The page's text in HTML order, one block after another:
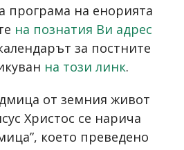
програма на енорията
на познатия Ви адрес
за постните
на този линк.
от земния живот
Христос се нарича
което преведено